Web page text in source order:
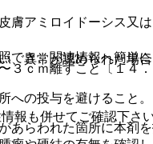
アミロイドーシス又
ｃｍ離すこと〔１４
の投与を避けること。
らわれた箇所に本剤
異常が認められた場
でき、関連情報へ簡単
報も併せてご確認下さい